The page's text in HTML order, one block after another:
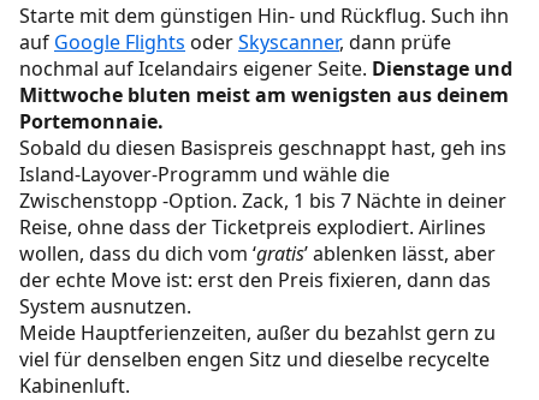
Starte mit dem günstigen Hin- und Rückflug. Such ihn
auf Google Flights oderSkyscanner, dann prüfe
nochmal auf Icelandairs eigener Seite. Dienstage und
Mittwoche bluten meist am wenigsten aus deinem
Portemonnaie.
Sobald du diesen Basispreis geschnappt hast, geh ins
Island-Layover-Programm und wähle die
Zwischenstopp -Option. Zack, 1 bis 7 Nächte in deiner
Reise, ohne dass der Ticketpreis explodiert. Airlines
wollen, dass du dich vom ‘gratis’ ablenken lässt, aber
der echte Move ist: erst den Preis fixieren, dann das
System ausnutzen.
Meide Hauptferienzeiten, außer du bezahlst gern zu
viel für denselben engen Sitz und dieselbe recycelte
Kabinenluft.